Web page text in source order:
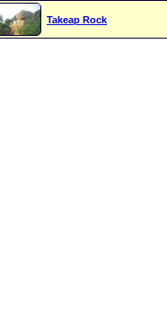
Takeap Rock